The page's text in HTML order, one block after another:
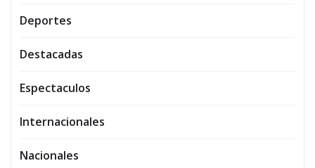
Deportes
Destacadas
Espectaculos
Internacionales
Nacionales